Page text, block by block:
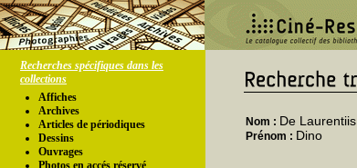
Recherches spécifiques dans les
collections
Affiches
Archives
Articles de périodiques
Dessins
Ouvrages
Photos en accés réservé
Nom : De Laurentiis
Prénom : Dino